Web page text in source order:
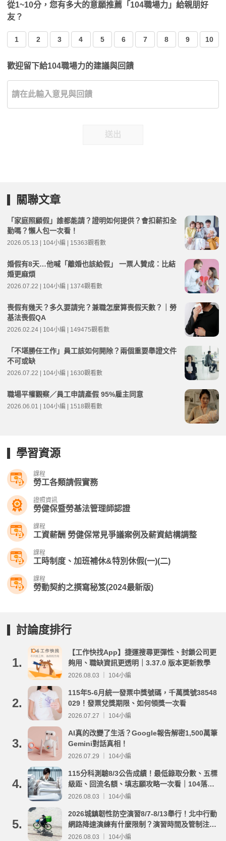
從1~10分，您有多大的意願推薦「104職場力」給親朋好
友？
1 2 3 4 5 6 7 8 9 10
歡迎留下給104職場力的建議與回饋
送出
關聯文章
「家庭照顧假」誰都能請？證明如何提供？會扣薪扣全
勤嗎？懶人包一次看！
2026.05.13 | 104小編 | 15363觀看數
婚假有8天…他喊「離婚也該給假」 一票人贊成：比結
婚更麻煩
2026.07.22 | 104小編 | 1374觀看數
喪假有幾天？多久要請完？兼職怎麼算喪假天數？｜勞
基法喪假QA
2026.02.24 | 104小編 | 149475觀看數
「不堪勝任工作」員工該如何開除？兩個重要舉證文件
不可或缺
2026.07.22 | 104小編 | 1630觀看數
職場平權觀察／員工申請產假 95%雇主同意
2026.06.01 | 104小編 | 1518觀看數
學習資源
課程
勞工各類請假實務
證照資訊
勞健保暨勞基法管理師認證
課程
工資薪酬 勞健保常見爭議案例及薪資結構調整
課程
工時制度、加班補休&特別休假(一)(二)
課程
勞動契約之撰寫秘笈(2024最新版)
討論度排行
1.
【工作快找App】捷運搜尋更彈性、封鎖公司更
夠用、職缺資訊更透明｜3.37.0 版本更新教學
2026.08.03 ｜ 104小編
2.
115年5-6月統一發票中獎號碼，千萬獎號38548
029！發票兌獎期限、如何領獎一次看
2026.07.27 ｜ 104小編
3.
AI真的改變了生活？Google報告解密1,500萬筆
Gemini對話真相！
2026.07.29 ｜ 104小編
4.
115分科測驗8/3公告成績！最低錄取分數、五標
級距、回流名額、填志願攻略一次看｜104落點
分析
2026.08.03 ｜ 104小編
5.
2026城鎮韌性防空演習8/7-8/13舉行！北中行動
網路降速演練有什麼限制？演習時間及管制注意
事項整理
2026.08.03 ｜ 104小編